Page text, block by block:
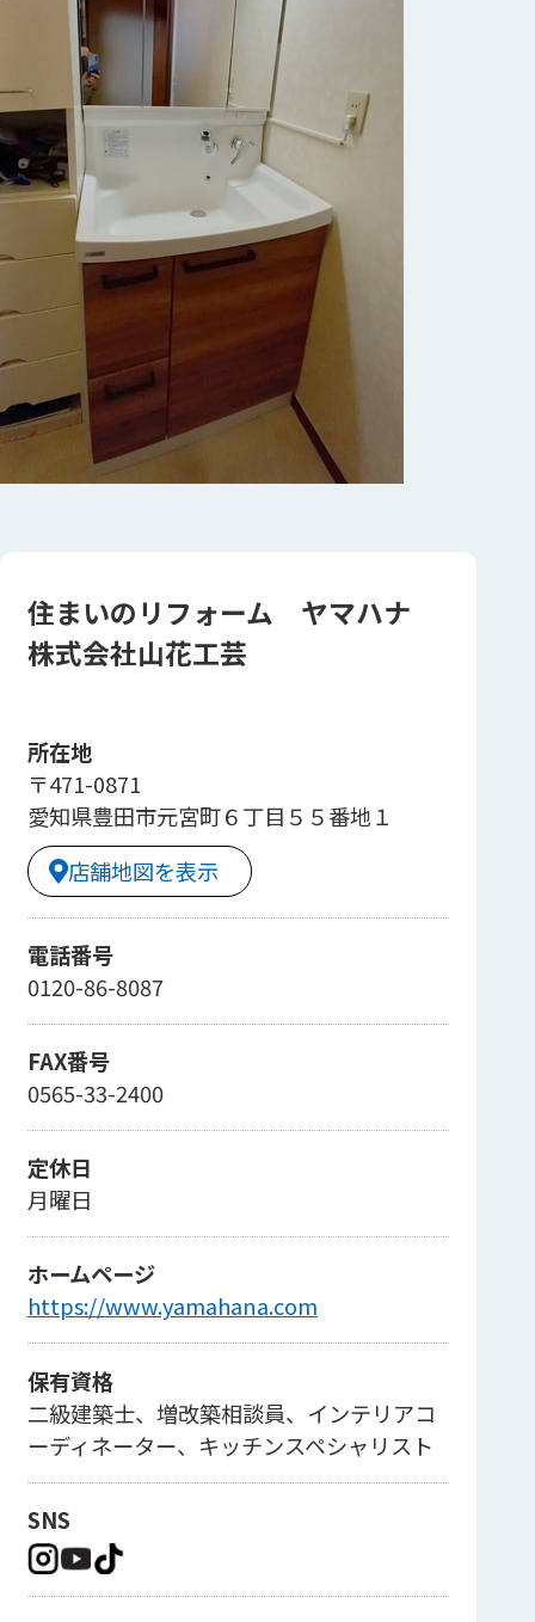
住まいのリフォーム ヤマハナ
株式会社山花工芸
所在地
〒471-0871
愛知県豊田市元宮町６丁目５５番地１
店舗地図を表示
電話番号
0120-86-8087
FAX番号
0565-33-2400
定休日
月曜日
ホームページ
https://www.yamahana.com
保有資格
二級建築士、増改築相談員、インテリアコ
ーディネーター、キッチンスペシャリスト
SNS